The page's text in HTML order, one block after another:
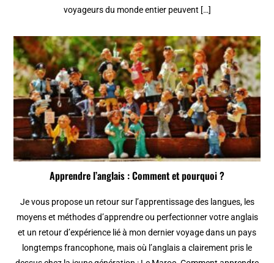
voyageurs du monde entier peuvent […]
Apprendre l’anglais : Comment et pourquoi ?
Je vous propose un retour sur l’apprentissage des langues, les
moyens et méthodes d’apprendre ou perfectionner votre anglais
et un retour d’expérience lié à mon dernier voyage dans un pays
longtemps francophone, mais où l’anglais a clairement pris le